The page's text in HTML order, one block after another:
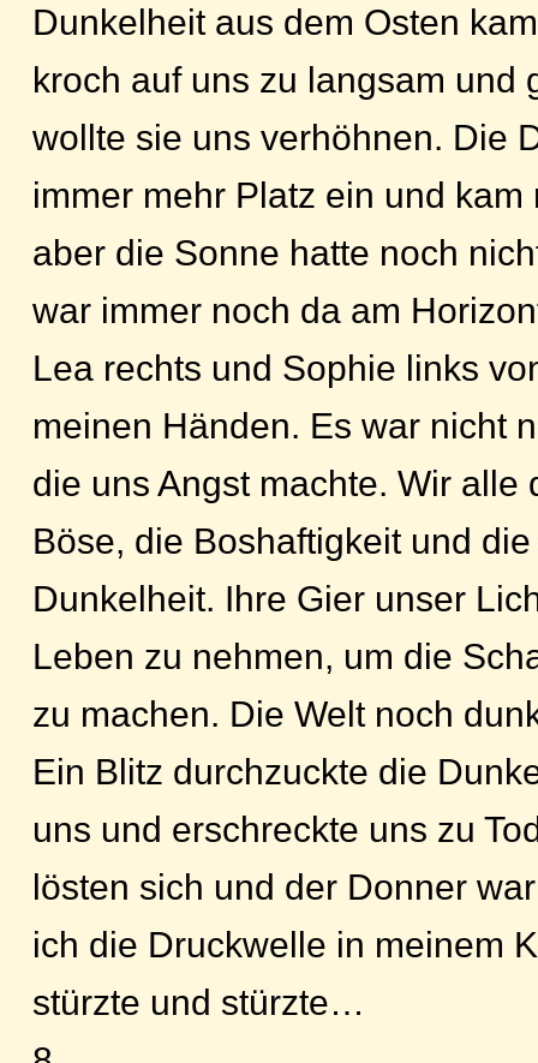
Dunkelheit aus dem Osten
kroch auf uns zu langsam und
wollte sie uns verhöhnen. Die
immer mehr Platz ein und
aber die Sonne hatte noch
war immer noch da am
Lea rechts und Sophie links
meinen Händen. Es war nicht
die uns Angst machte. Wir alle
Böse, die Boshaftigkeit und
Dunkelheit. Ihre Gier unser
Leben zu nehmen, um die
zu machen. Die Welt noch
Ein Blitz durchzuckte die
uns und erschreckte uns zu
lösten sich und der Donner
ich die Druckwelle in meinem
stürzte und stürzte…